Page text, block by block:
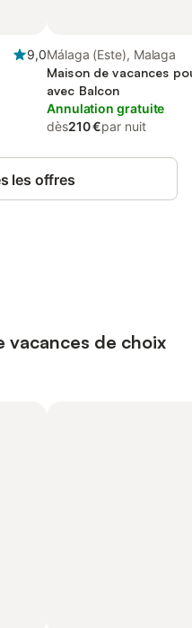
9,0Málaga (Este), Malaga
Maison de vacances
avec Balcon
Annulation gratuite
dès210 €par nuit
les offres
vacances de choix